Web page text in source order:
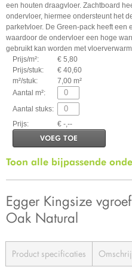
een houten draagvloer. Zachtboard
ondervloer, hiermee ondersteunt het
parketvloer. De Green-pack heeft een
waardoor de ondervloer een hoge
gebruikt kan worden met
Prijs/m²:
€ 5,80
Prijs/stuk:
€ 40,60
m²/stuk:
7,00 m²
Aantal m²:
Aantal stuks:
Prijs:
€ -,--
VOEG TOE
Toon alle bijpassende
Egger Kingsize
Oak Natural
Product specificaties